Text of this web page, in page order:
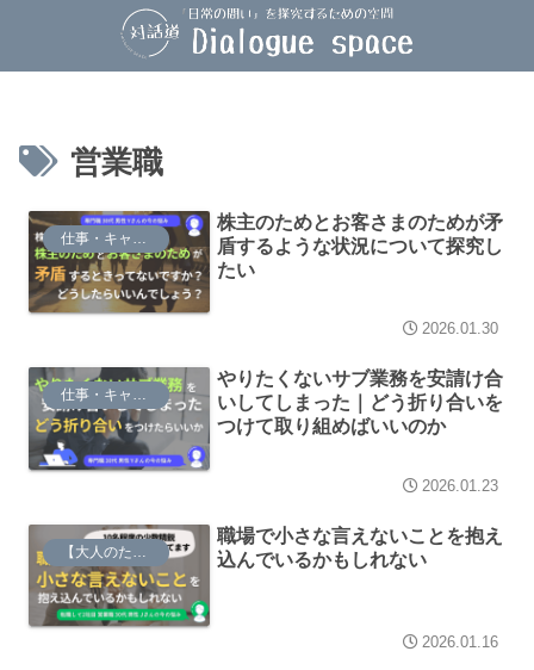
営業職
仕事・キャリア
株主のためとお客さまのためが矛
盾するような状況について探究し
たい
2026.01.30
仕事・キャリア
やりたくないサブ業務を安請け合
いしてしまった｜どう折り合いを
つけて取り組めばいいのか
2026.01.23
【大人のための】総合的な探究の時間
職場で小さな言えないことを抱え
込んでいるかもしれない
2026.01.16